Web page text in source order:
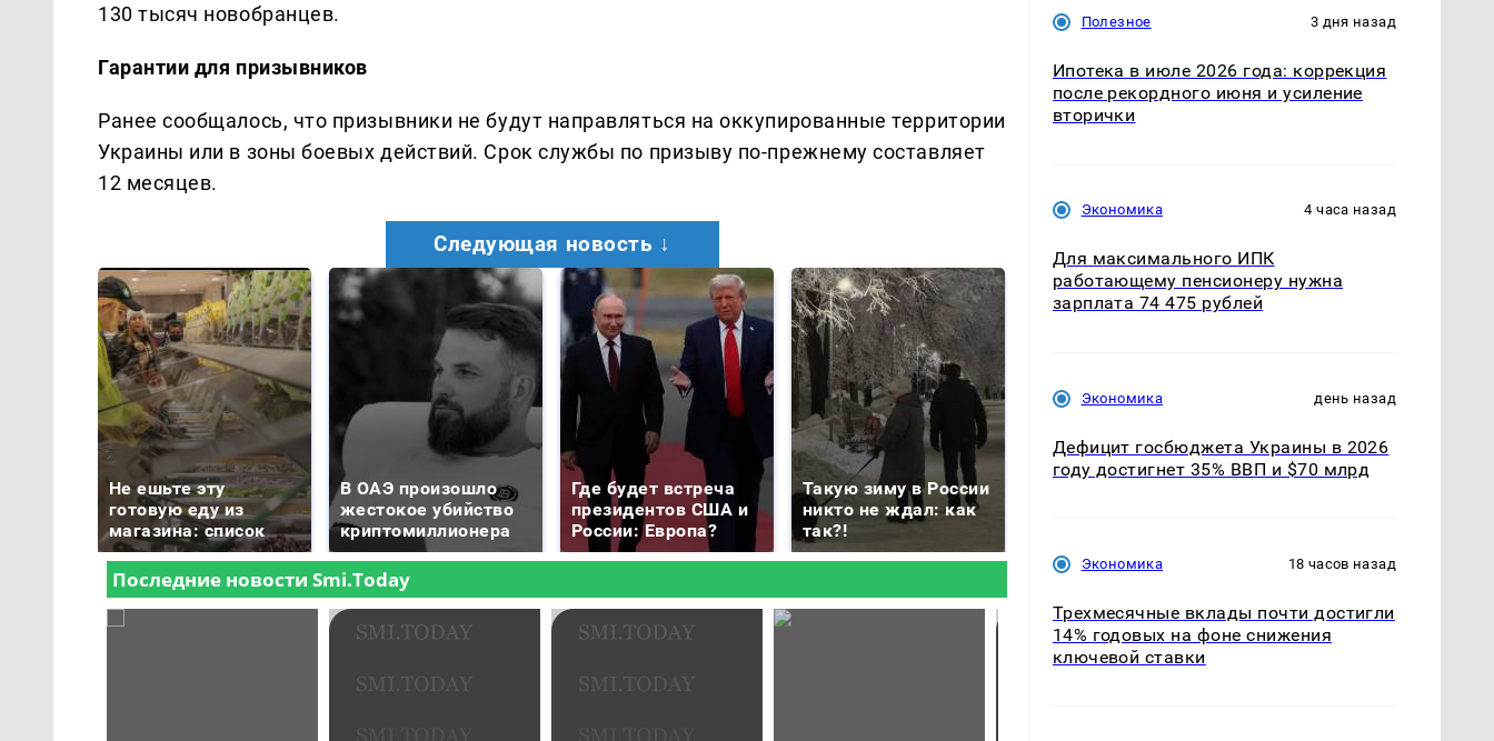
130 тысяч новобранцев.
Гарантии для призывников
Ранее сообщалось, что призывники не будут направляться на оккупированные территории
Украины или в зоны боевых действий. Срок службы по призыву по-прежнему составляет
12 месяцев.
Следующая новость ↓
Не ешьте эту
готовую еду из
магазина: список
В ОАЭ произошло
жестокое убийство
криптомиллионера
Где будет встреча
президентов США и
России: Европа?
Такую зиму в России
никто не ждал: как
так?!
Полезное 3 дня назад
Ипотека в июле 2026 года: коррекция
после рекордного июня и усиление
вторички
Экономика 4 часа назад
Для максимального ИПК
работающему пенсионеру нужна
зарплата 74 475 рублей
Экономика день назад
Дефицит госбюджета Украины в 2026
году достигнет 35% ВВП и $70 млрд
Экономика 18 часов назад
Трехмесячные вклады почти достигли
14% годовых на фоне снижения
ключевой ставки